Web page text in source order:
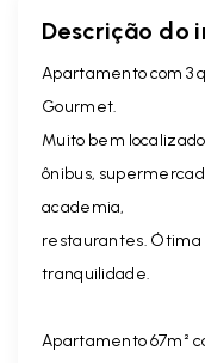
Descrição do
Apartamento com 3
Gourmet.
Muito bem
ônibus,
academia,
restaurantes. Ótima
tranquilidade.
Apartamento 67m²